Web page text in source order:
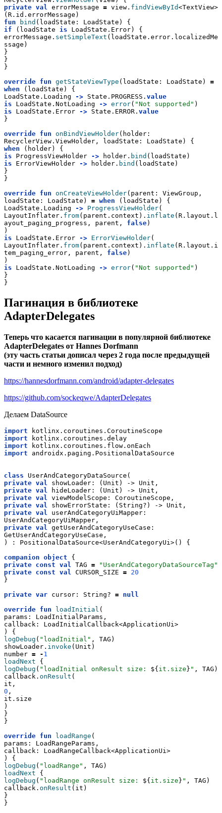
private val errorMessage = view. findViewById<TextView>
(R.id.errorMessage)
fun
bind (loadState: LoadState) {
if (loadState is LoadState.Error) {
errorMessage. setSimpleText (loadState.error.localizedMe
ssage)
}
}
}
override fun getStateViewType (loadState: LoadState) =
when (loadState) {
LoadState.Loading -> State.PROGRESS. value
is LoadState.NotLoading -> error( "Not supported" )
is LoadState.Error -> State.ERROR. value
}
override fun onBindViewHolder(holder:
RecyclerView.ViewHolder, loadState: LoadState) {
when (holder) {
is ProgressViewHolder -> holder. bind (loadState)
is ErrorViewHolder -> holder. bind (loadState)
}
}
override fun onCreateViewHolder(parent: ViewGroup,
loadState: LoadState) = when (loadState) {
LoadState.Loading -> ProgressViewHolder(
LayoutInflater. from(parent.context). inflate (R.layout.l
ayout_paging_progress, parent, false)
)
is LoadState.Error -> ErrorViewHolder(
LayoutInflater. from(parent.context). inflate (R.layout.i
tem_paging_error, parent, false)
)
is LoadState.NotLoading -> error( "Not supported" )
}
}
Пагинация в библиотеке
AdapterDelegates
Теперь что касается пагинации в популярной библиотеке
AdapterDelegates от Hannes Dorfmann
(эту часть статьи дописал через 2 года после предыдущей
части и немного изменил подход)
https://hannesdorfmann.com/android/adapter-delegates
https://github.com/sockeqwe/AdapterDelegates
Делаем DataSource
import kotlinx.coroutines.CoroutineScope
import kotlinx.coroutines.delay
import kotlinx.coroutines.flow.onEach
import androidx.paging.PositionalDataSource
class UserAndCategoryDataSource(
private val
showLoader: (Unit) -> Unit,
private val
hideLoader: (Unit) -> Unit,
private val
viewModelScope: CoroutineScope,
private val
showErrorState: (String?) -> Unit,
private val
userAndCategoryUiMapper:
UserAndCategoryUiMapper,
private val
getUserAndCategoryUseCase:
GetUserAndCategoryUseCase,
) : PositionalDataSource<UserAndCategoryUi>() {
companion object {
private const val TAG =
"UserAndCategoryDataSourceTag"
private const val CURSOR_SIZE = 20
}
private var cursor: String? = null
override fun loadInitial (
params: LoadInitialParams,
callback: LoadInitialCallback<ApplicationUi>
) {
logDebug ( "loadInitial" , TAG)
showLoader. invoke (Unit)
number = - 1
loadNext {
logDebug ( "loadInitial onResult size: ${it.size} " , TAG)
callback. onResult (
it,
0 ,
it.size
)
}
}
override fun loadRange (
params: LoadRangeParams,
callback: LoadRangeCallback<ApplicationUi>
) {
logDebug ( "loadRange" , TAG)
loadNext {
logDebug ( "loadRange onResult size: ${it.size} " , TAG)
callback. onResult (it)
}
}